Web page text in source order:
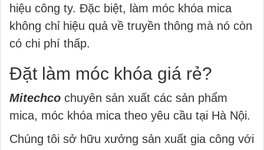
hiệu công ty. Đặc biệt, làm móc khóa mica
không chỉ hiệu quả về truyền thông mà nó còn
có chi phí thấp.
Đặt làm móc khóa giá rẻ?
Mitechco chuyên sản xuất các sản phẩm
mica, móc khóa mica theo yêu cầu tại Hà Nội.
Chúng tôi sở hữu xưởng sản xuất gia công với